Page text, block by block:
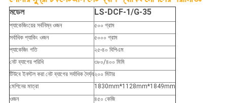
মডেল LS-DCF-1/G-35
প্যাকেজিংয়ের সর্বনিম্ন ওজন
৫০০ গ্রাম
সর্বাধিক প্যাকিং ওজন
৫০০০ গ্রাম
প্যাকেজিং গতি
২৫-৪০ বিপিএম
নেট ব্যাগের পরিধি
৩৮০/৪০০ মিমি
টিউবে ইনস্টল করা নেট ব্যাগের সর্বাধিক দৈর্ঘ্য২০০ মিটার
মেশিনের মাত্রা
1830mm*1128mm*1849mm
ওজন
৪৫০ কেজি